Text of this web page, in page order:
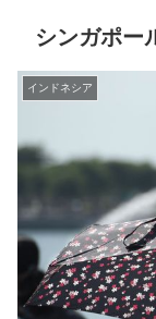
シンガポー
インドネシア